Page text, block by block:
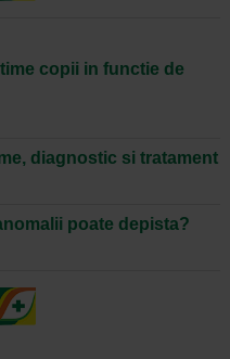
copii in functie de
diagnostic si tratament
poate depista?